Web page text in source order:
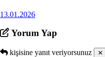
13.01.2026
Yorum Yap
kişisine yanıt veriyorsunuz ✕